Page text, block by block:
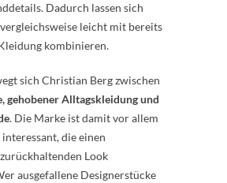
Dadurch lassen sich
leicht mit bereits
kombinieren.
sich Christian Berg zwischen
gehobener Alltagskleidung und
. Die Marke ist damit vor allem
die einen
Look
ausgefallene Designerstücke